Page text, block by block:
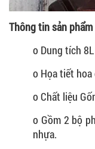
Thông tin sản phẩm
o Dung tích 8L
o Họa tiết
o Chất liệu
o Gồm 2 bộ
nhựa.